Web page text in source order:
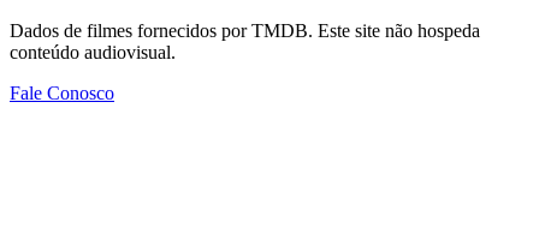
Dados de filmes fornecidos por TMDB. Este site não hospeda
conteúdo audiovisual.
Fale Conosco